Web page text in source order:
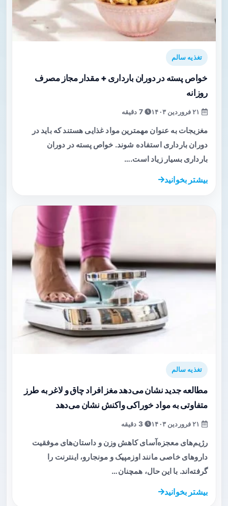
تغذیه سالم
خواص پسته در دوران بارداری + مقدار مجاز مصرف
روزانه
7 دقیقه
مغزیجات به عنوان مهمترین مواد غذایی هستند که باید در
دوران بارداری استفاده شوند. خواص پسته در دوران
بارداری بسیار زیاد است.…
بیشتر بخوانید
تغذیه سالم
مطالعه جدید نشان می‌دهد مغز افراد چاق و لاغر به طرز
متفاوتی به مواد خوراکی واکنش نشان می‌دهد
3 دقیقه
رژیم‌های معجزه‌آسای کاهش وزن و داستان‌های موفقیت
دارو‌های خاصی مانند اوزمپیک و مونجارو، اینترنت را
گرفته‌اند. با این حال، همچنان…
بیشتر بخوانید